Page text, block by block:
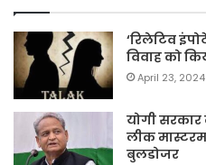
‘रिलेटिव
विवाह को
April 23, 2024
योगी सरकार
लीक
बुलडोजर